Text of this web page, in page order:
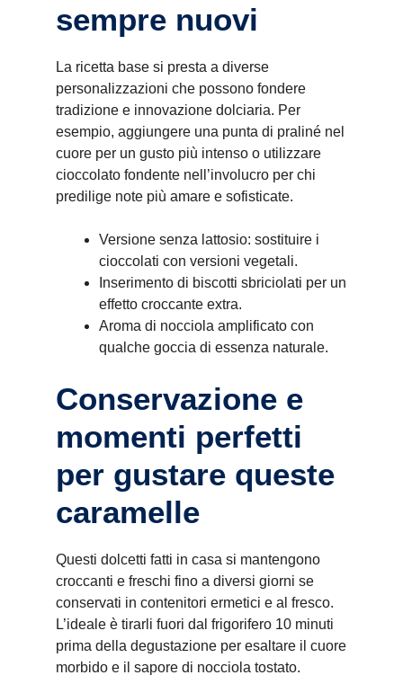
sempre nuovi
La ricetta base si presta a diverse
personalizzazioni che possono fondere
tradizione e innovazione dolciaria. Per
esempio, aggiungere una punta di praliné nel
cuore per un gusto più intenso o utilizzare
cioccolato fondente nell’involucro per chi
predilige note più amare e sofisticate.
Versione senza lattosio: sostituire i
cioccolati con versioni vegetali.
Inserimento di biscotti sbriciolati per un
effetto croccante extra.
Aroma di nocciola amplificato con
qualche goccia di essenza naturale.
Conservazione e
momenti perfetti
per gustare queste
caramelle
Questi dolcetti fatti in casa si mantengono
croccanti e freschi fino a diversi giorni se
conservati in contenitori ermetici e al fresco.
L’ideale è tirarli fuori dal frigorifero 10 minuti
prima della degustazione per esaltare il cuore
morbido e il sapore di nocciola tostato.